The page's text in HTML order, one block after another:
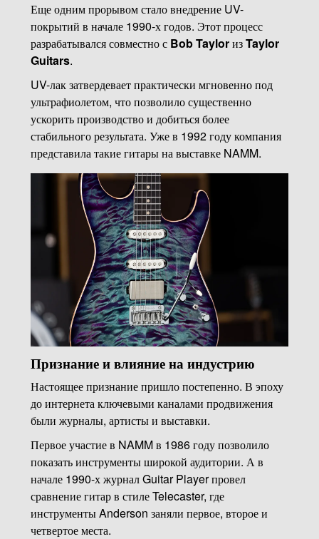
Еще одним прорывом стало внедрение UV-
покрытий в начале 1990-х годов. Этот процесс
разрабатывался совместно с Bob TaylorизTaylor
Guitars.
UV-лак затвердевает практически мгновенно под
ультрафиолетом, что позволило существенно
ускорить производство и добиться более
стабильного результата. Уже в 1992 году компания
представила такие гитары на выставке NAMM.
Признание и влияние на индустрию
Настоящее признание пришло постепенно. В эпоху
до интернета ключевыми каналами продвижения
были журналы, артисты и выставки.
Первое участие в NAMM в 1986 году позволило
показать инструменты широкой аудитории. А в
начале 1990-х журнал Guitar Player провел
сравнение гитар в стиле Telecaster, где
инструменты Anderson заняли первое, второе и
четвертое места.